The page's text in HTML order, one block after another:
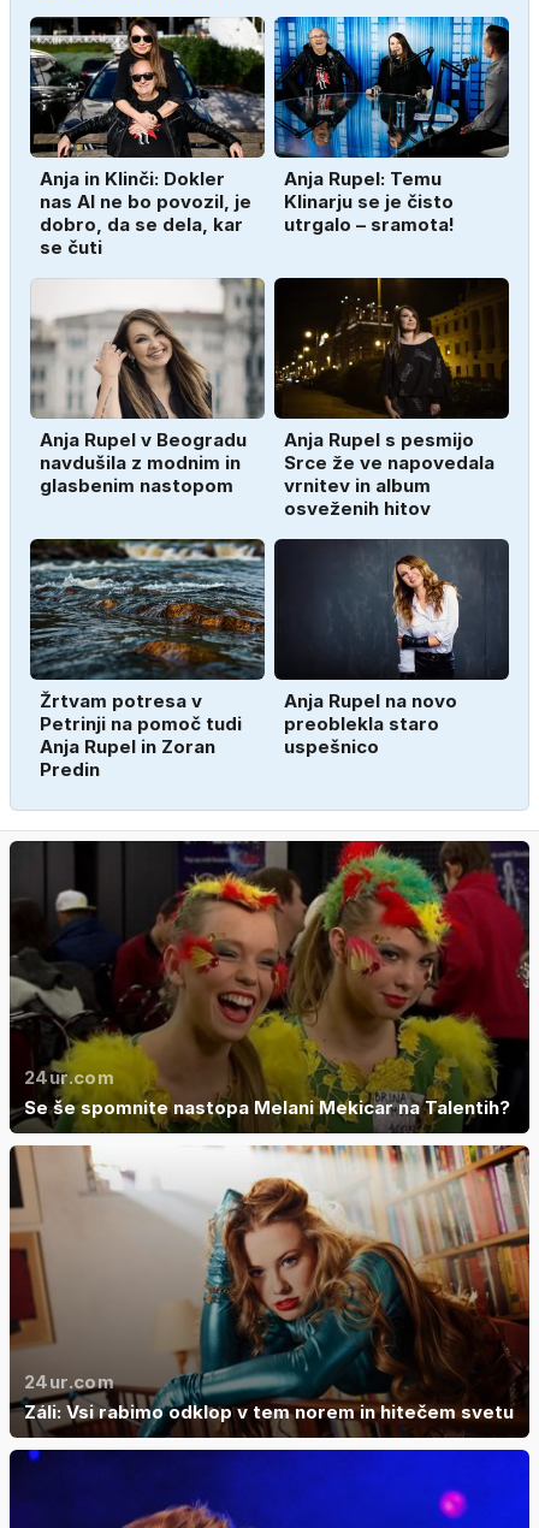
Anja in Klinči: Dokler
nas AI ne bo povozil, je
dobro, da se dela, kar
se čuti
Anja Rupel: Temu
Klinarju se je čisto
utrgalo – sramota!
Anja Rupel v Beogradu
navdušila z modnim in
glasbenim nastopom
Anja Rupel s pesmijo
Srce že ve napovedala
vrnitev in album
osveženih hitov
Žrtvam potresa v
Petrinji na pomoč tudi
Anja Rupel in Zoran
Predin
Anja Rupel na novo
preoblekla staro
uspešnico
24ur.com
Se še spomnite nastopa Melani Mekicar na Talentih?
24ur.com
Záli: Vsi rabimo odklop v tem norem in hitečem svetu